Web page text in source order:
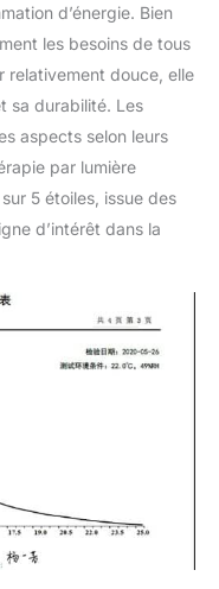
d’énergie. Bien
les besoins de tous
relativement douce, elle
sa durabilité. Les
aspects selon leurs
par lumière
5 étoiles, issue des
d’intérêt dans la